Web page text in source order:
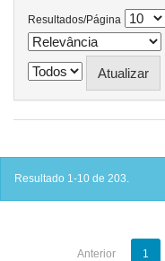
Resultados/Página
Resultado 1-10 de 203.
Anterior 1